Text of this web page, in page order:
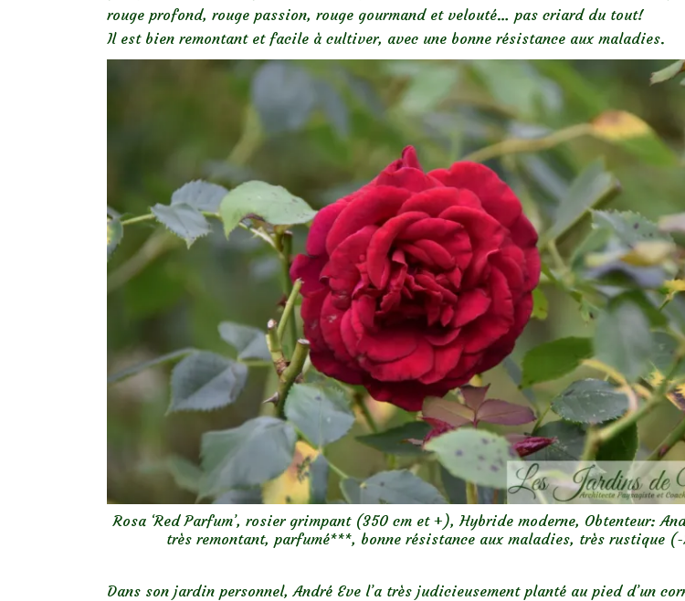
rouge profond, rouge passion, rouge gourmand et velouté… pas criard du tout!
Il est bien remontant et facile à cultiver, avec une bonne résistance aux maladies.
Rosa ‘Red Parfum’, rosier grimpant (350 cm et +), Hybride moderne, Obtenteur:
très remontant, parfumé***, bonne résistance aux maladies, très rustique
Dans son jardin personnel, André Eve l’a très judicieusement planté au pied d’un